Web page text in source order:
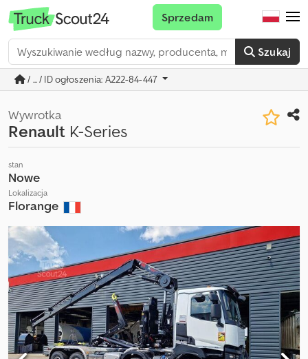
Szukaj
Sprzedam
/ ... / ID ogłoszenia: A222-84-447
Wywrotka
Renault K-Series
stan
Nowe
Lokalizacja
Florange